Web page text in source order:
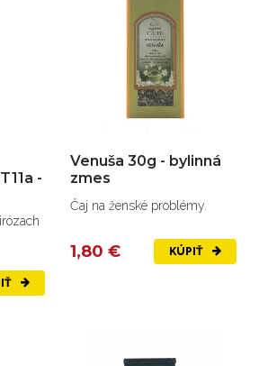
-
Venuša 30g - bylinná
zmes
Čaj na ženské problémy.
1,80 € KÚPIŤ